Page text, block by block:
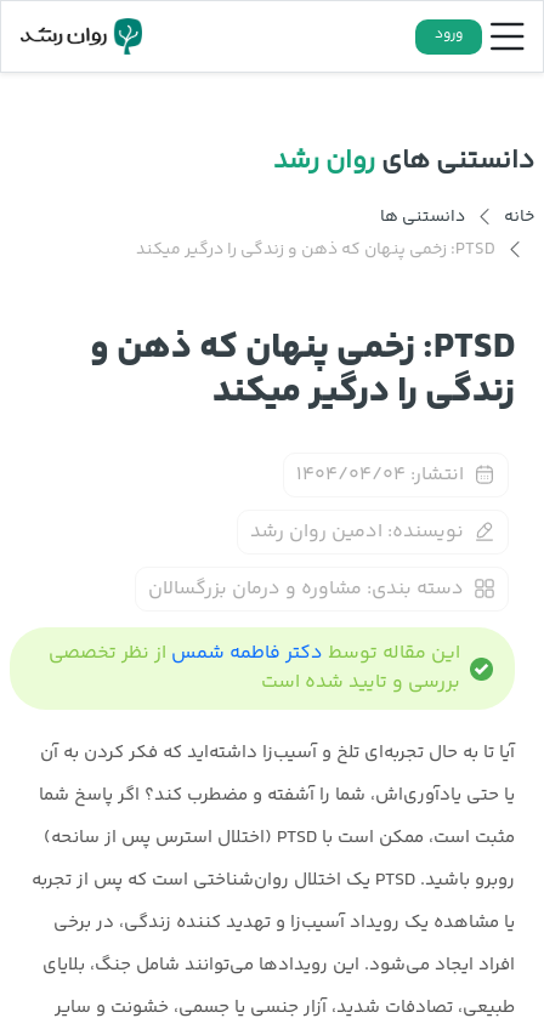
ورود
دانستنی هایروان رشد
خانه
دانستنی ها
PTSD: زخمی پنهان که ذهن و زندگی را درگیر میکند
PTSD: زخمی پنهان که ذهن و
زندگی را درگیر میکند
انتشار: ۱۴۰۴/۰۴/۰۴
نویسنده: ادمین روان رشد
دسته بندی: مشاوره و درمان بزرگسالان
این مقاله توسط دکتر فاطمه شمس از نظر تخصصی
بررسی و تایید شده است
آیا تا به حال تجربه‌ای تلخ و آسیب‌زا داشته‌اید که فکر کردن به آن
یا حتی یادآوری‌اش، شما را آشفته و مضطرب کند؟ اگر پاسخ شما
مثبت است، ممکن است با PTSD (اختلال استرس پس از سانحه)
روبرو باشید. PTSD یک اختلال روان‌شناختی است که پس از تجربه
یا مشاهده یک رویداد آسیب‌زا و تهدید کننده زندگی، در برخی
افراد ایجاد می‌شود. این رویدادها می‌توانند شامل جنگ، بلایای
طبیعی، تصادفات شدید، آزار جنسی یا جسمی، خشونت و سایر